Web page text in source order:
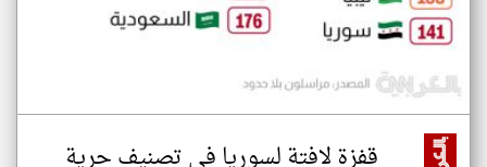
قفزة لافتة لسوريا في تصنيف حرية